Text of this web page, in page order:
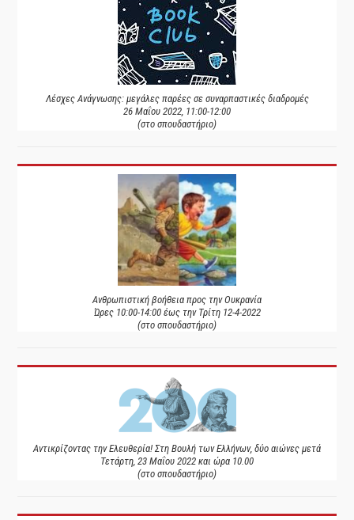
Λέσχες Ανάγνωσης: μεγάλες παρέες σε συναρπαστικές διαδρομές
26 Μαΐου 2022, 11:00-12:00
(στο σπουδαστήριο)
Ανθρωπιστική βοήθεια προς την Ουκρανία
Ώρες 10:00-14:00 έως την Τρίτη 12-4-2022
(στο σπουδαστήριο)
Αντικρίζοντας την Ελευθερία! Στη Βουλή των Ελλήνων, δύο αιώνες μετά
Τετάρτη, 23 Μαΐου 2022 και ώρα 10.00
(στο σπουδαστήριο)